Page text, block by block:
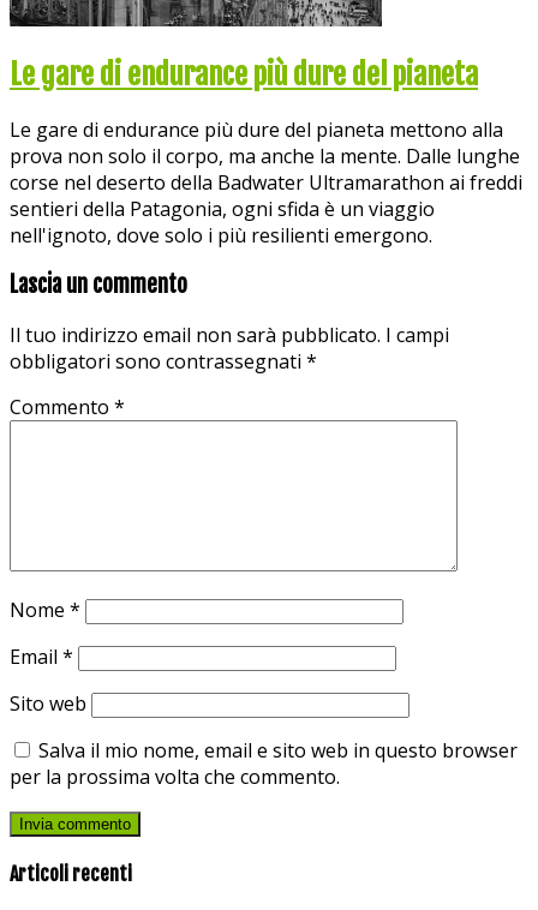
Le gare di endurance più dure del pianeta
Le gare di endurance più dure del pianeta mettono alla
prova non solo il corpo, ma anche la mente. Dalle lunghe
corse nel deserto della Badwater Ultramarathon ai freddi
sentieri della Patagonia, ogni sfida è un viaggio
nell'ignoto, dove solo i più resilienti emergono.
Lascia un commento
Il tuo indirizzo email non sarà pubblicato. I campi
obbligatori sono contrassegnati *
Commento *
Nome *
Email *
Sito web
Salva il mio nome, email e sito web in questo browser
per la prossima volta che commento.
Articoli recenti